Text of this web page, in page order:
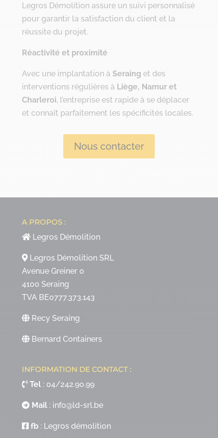
Legros Démolition assure un suivi personnalisé
pour garantir la satisfaction du client et la
réussite du projet.
Réactivité et proximité
Avec une implantation à Seraing et des
interventions régulières à Liège, Namur et
Charleroi, l’entreprise est rapide à se déplacer
et connaît parfaitement les spécificités locales.
Nous contacter
A PROPOS :
Legros Démolition
Legros Démolition SRL
Avenue Greiner 0
4100 Seraing
TVA BE0777.373.143
Recy Seraing
Bernard Containers
INFORMATION DE CONTACT :
Tel: 04/242.90.99
Mail: info@ld-srl.be
fb: Legros démolition